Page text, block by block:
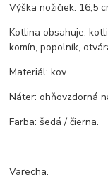
Výška nožičiek: 16,5
Kotlina obsahuje:
komín, popolník,
Materiál: kov.
Náter: ohňovzdorná
Farba: šedá / čierna.
Varecha.